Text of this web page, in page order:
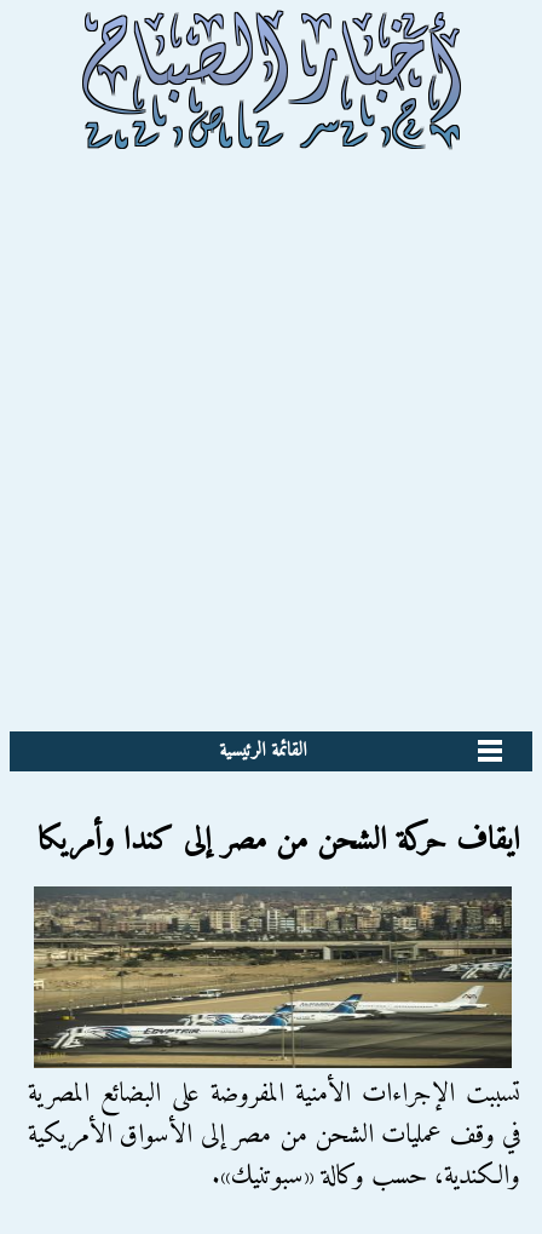
القائمة الرئيسية
ايقاف حركة الشحن من مصر إلى كندا وأمريكا
تسببت الإجراءات الأمنية المفروضة على البضائع المصرية
في وقف عمليات الشحن من مصر إلى الأسواق الأمريكية
والكندية، حسب وكالة «سبوتنيك».